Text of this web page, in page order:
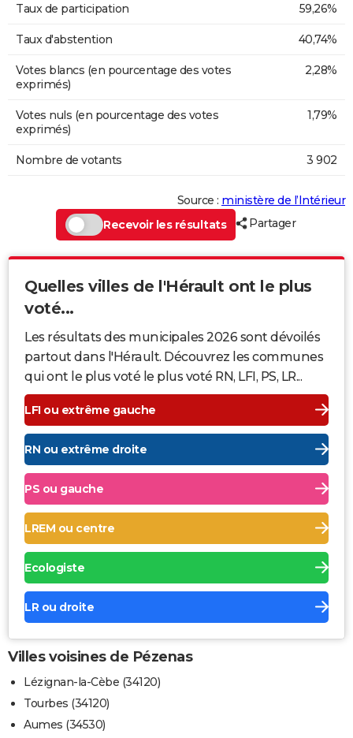
Taux de participation 59,26%
Taux d'abstention 40,74%
Votes blancs (en pourcentage des votes
exprimés)
2,28%
Votes nuls (en pourcentage des votes
exprimés)
1,79%
Nombre de votants 3 902
Source : ministère de l’Intérieur
Recevoir les résultats
Partager
Quelles villes de l'Hérault ont le plus
voté...
Les résultats des municipales 2026 sont dévoilés
partout dans l'Hérault. Découvrez les communes
qui ont le plus voté le plus voté RN, LFI, PS, LR...
LFI ou extrême gauche
RN ou extrême droite
PS ou gauche
LREM ou centre
Ecologiste
LR ou droite
Villes voisines de Pézenas
Lézignan-la-Cèbe (34120)
Tourbes (34120)
Aumes (34530)